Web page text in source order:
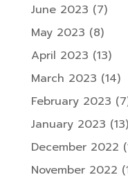
June 2023 (7)
May 2023 (8)
April 2023 (13)
March 2023 (14)
February 2023
January 2023 (13)
December 2022
November 2022